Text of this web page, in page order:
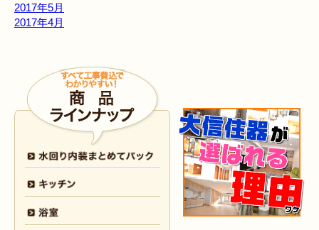
2017年5月
2017年4月